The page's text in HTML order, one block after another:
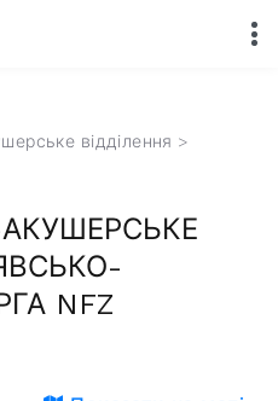
відділення >
АКУШЕРСЬКЕ
NFZ